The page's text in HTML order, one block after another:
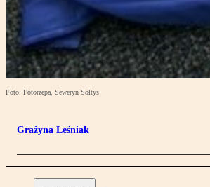
Foto: Fotorzepa, Seweryn Sołtys
Grażyna Leśniak